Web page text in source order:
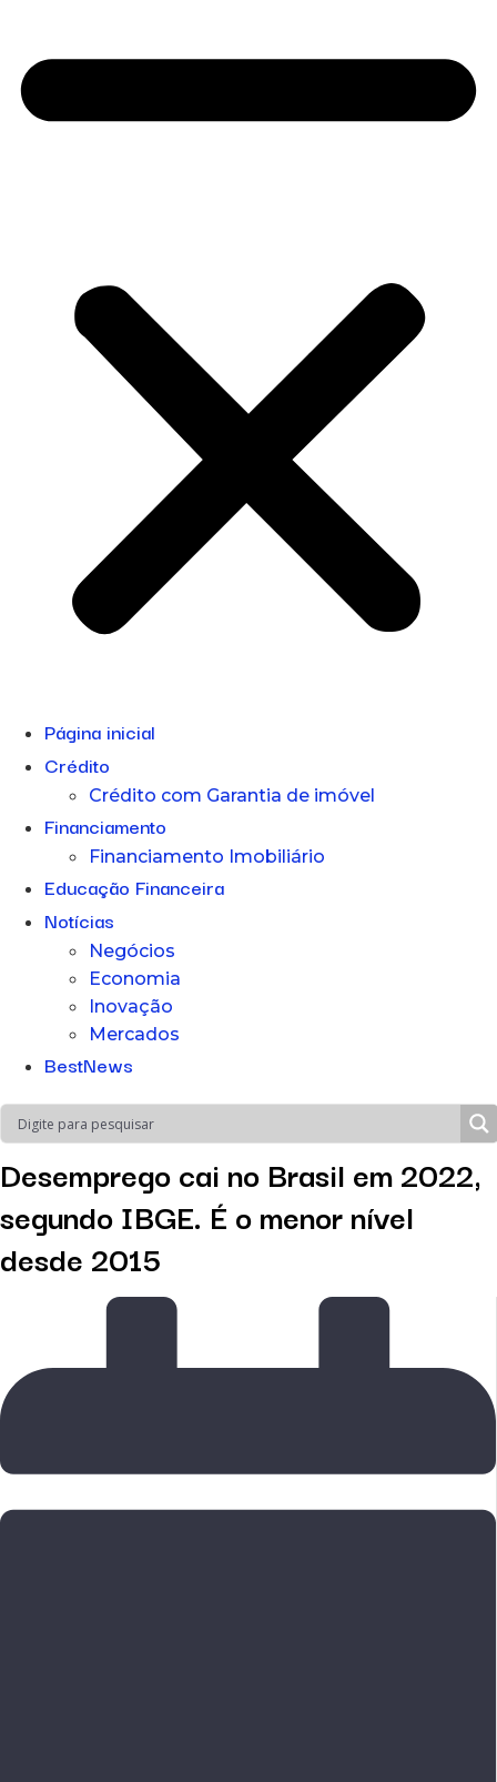
Página inicial
Crédito
Crédito com Garantia de imóvel
Financiamento
Financiamento Imobiliário
Educação Financeira
Notícias
Negócios
Economia
Inovação
Mercados
BestNews
Desemprego cai no Brasil em 2022,
segundo IBGE. É o menor nível
desde 2015